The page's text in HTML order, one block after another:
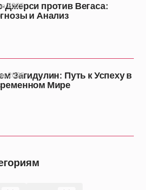
Джерси против Вегаса:
и Анализ
2025
Загидулин: Путь к Успеху в
Мире
2025